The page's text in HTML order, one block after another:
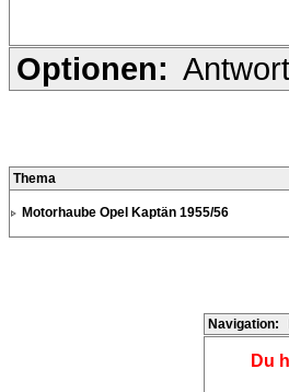
Optionen:
Thema
Motorhaube Opel Kaptän 1955/56
Navigation:
Du